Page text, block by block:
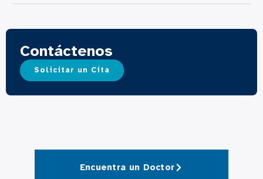
Contáctenos
Solicitar un Cita
Encuentra un Doctor